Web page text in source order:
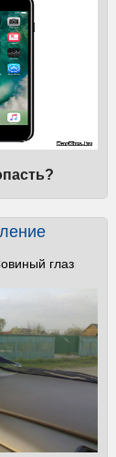
глаз